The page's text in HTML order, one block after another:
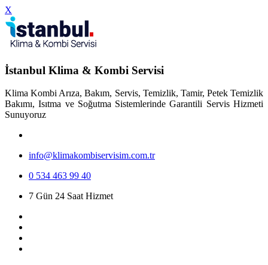
X
İstanbul Klima & Kombi Servisi
Klima Kombi Arıza, Bakım, Servis, Temizlik, Tamir, Petek Temizlik
Bakımı, Isıtma ve Soğutma Sistemlerinde Garantili Servis Hizmeti
Sunuyoruz
info@klimakombiservisim.com.tr
0 534 463 99 40
7 Gün 24 Saat Hizmet